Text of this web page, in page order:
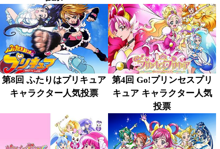
第8回 ふたりはプリキュア
キャラクター人気投票
第4回 Go!プリンセスプリ
キュア キャラクター人気
投票